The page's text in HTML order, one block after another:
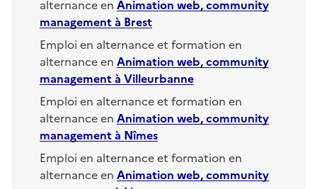
alternance en Animation web, community
managementà Brest
Emploi en alternance et formation en
alternance en Animation web, community
managementà Villeurbanne
Emploi en alternance et formation en
alternance en Animation web, community
managementà Nîmes
Emploi en alternance et formation en
alternance en Animation web, community